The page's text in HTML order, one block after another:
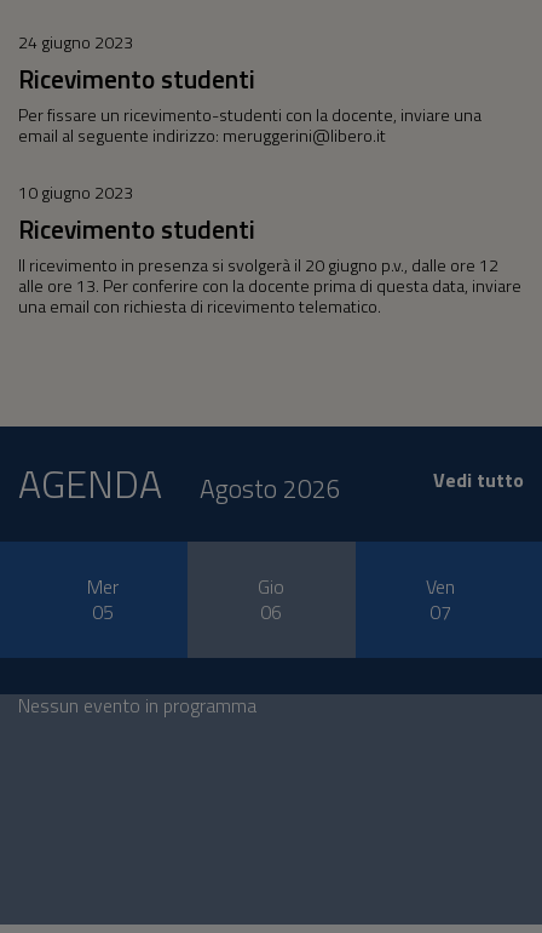
24 giugno 2023
Ricevimento studenti
Per fissare un ricevimento-studenti con la docente, inviare una
email al seguente indirizzo: meruggerini@libero.it
10 giugno 2023
Ricevimento studenti
Il ricevimento in presenza si svolgerà il 20 giugno p.v., dalle ore 12
alle ore 13. Per conferire con la docente prima di questa data, inviare
una email con richiesta di ricevimento telematico.
AGENDA Agosto 2026 Vedi tutto
Mer
05
Gio
06
Ven
07
Nessun evento in programma